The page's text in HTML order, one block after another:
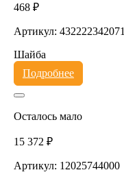
468 ₽
Артикул: 432222342071
Шайба
Подробнее
Осталось мало
15 372 ₽
Артикул: 12025744000